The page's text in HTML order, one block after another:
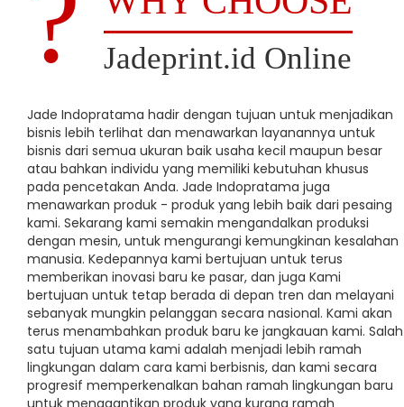
Jadeprint.id Online
Jade Indopratama hadir dengan tujuan untuk menjadikan
bisnis lebih terlihat dan menawarkan layanannya untuk
bisnis dari semua ukuran baik usaha kecil maupun besar
atau bahkan individu yang memiliki kebutuhan khusus
pada pencetakan Anda. Jade Indopratama juga
menawarkan produk - produk yang lebih baik dari pesaing
kami. Sekarang kami semakin mengandalkan produksi
dengan mesin, untuk mengurangi kemungkinan kesalahan
manusia. Kedepannya kami bertujuan untuk terus
memberikan inovasi baru ke pasar, dan juga Kami
bertujuan untuk tetap berada di depan tren dan melayani
sebanyak mungkin pelanggan secara nasional. Kami akan
terus menambahkan produk baru ke jangkauan kami. Salah
satu tujuan utama kami adalah menjadi lebih ramah
lingkungan dalam cara kami berbisnis, dan kami secara
progresif memperkenalkan bahan ramah lingkungan baru
untuk menggantikan produk yang kurang ramah